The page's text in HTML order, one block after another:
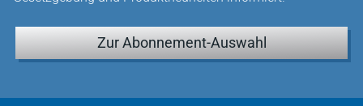
Zur Abonnement-Auswahl